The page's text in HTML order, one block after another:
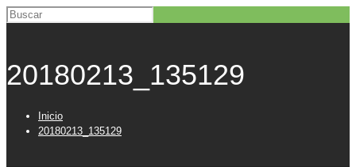
20180213_135129
Inicio
20180213_135129